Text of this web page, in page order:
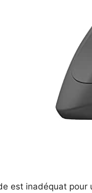
est inadéquat